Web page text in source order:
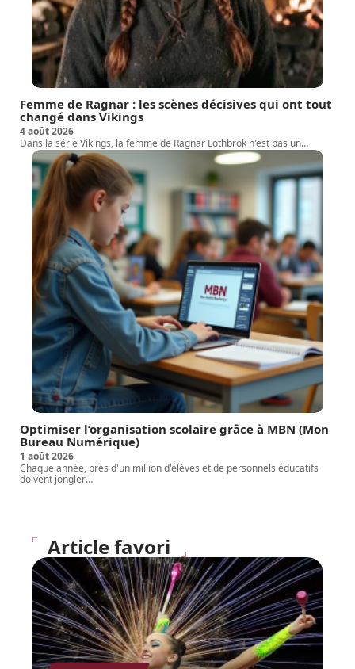
Femme de Ragnar : les scènes décisives qui ont tout
changé dans Vikings
4 août 2026
Dans la série Vikings, la femme de Ragnar Lothbrok n'est pas un…
Optimiser l’organisation scolaire grâce à MBN (Mon
Bureau Numérique)
1 août 2026
Chaque année, près d'un million d'élèves et de personnels éducatifs
doivent jongler…
Article favori